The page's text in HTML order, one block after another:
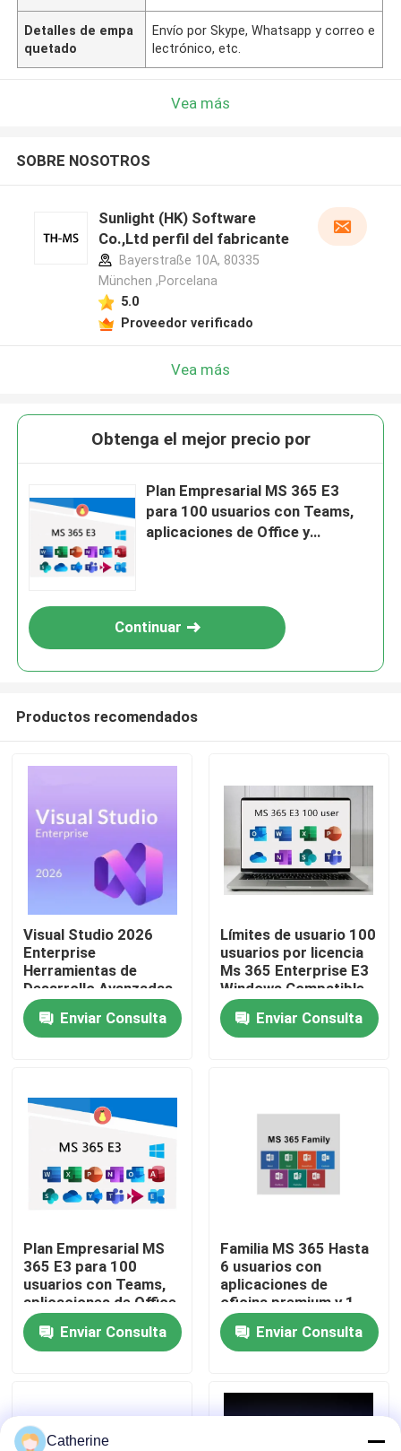
En casa
Productos
Sobre nosotros
Control de calidad
Noticias
Solicitar una cita
más profesional de la oficina 2021
Detalles de empa
quetado
Envío por Skype, Whatsapp y correo e
lectrónico, etc.
Vea más
SOBRE NOSOTROS
Sunlight (HK) Software
Co.,Ltd perfil del fabricante
Bayerstraße 10A, 80335
München ,Porcelana
5.0
Proveedor verificado
Vea más
Obtenga el mejor precio por
Plan Empresarial MS 365 E3
para 100 usuarios con Teams,
aplicaciones de Office y
Continuar
Productos recomendados
Visual Studio 2026
Enterprise
Herramientas de
Desarrollo Avanzadas
para Equipos y
EmpresasEnviar Consulta
Límites de usuario 100
usuarios por licencia
Ms 365 Enterprise E3
Windows Compatible
Secure Cloud
Colaboración
Productivity Suite
Enviar Consulta
Plan Empresarial MS
365 E3 para 100
usuarios con Teams,
aplicaciones de Office
y seguridad avanzada
Enviar Consulta
Familia MS 365 Hasta
6 usuarios con
aplicaciones de
oficina premium y 1
TB de OneDrive cada
uno
Enviar Consulta
Catherine